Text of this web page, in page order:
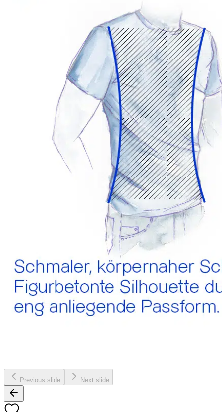
Previous slide Next slide